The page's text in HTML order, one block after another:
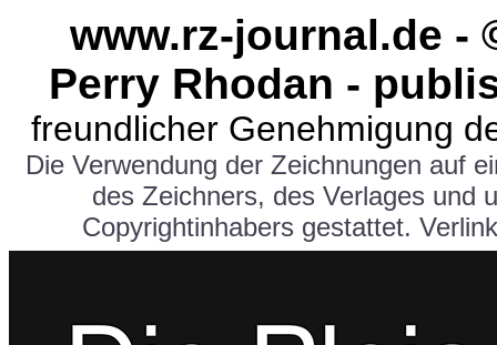
www.rz-journal.de -
Perry Rhodan -
freundlicher Genehmigung
Die Verwendung der Zeichnungen auf
des Zeichners, des Verlages und
Copyrightinhabers gestattet.